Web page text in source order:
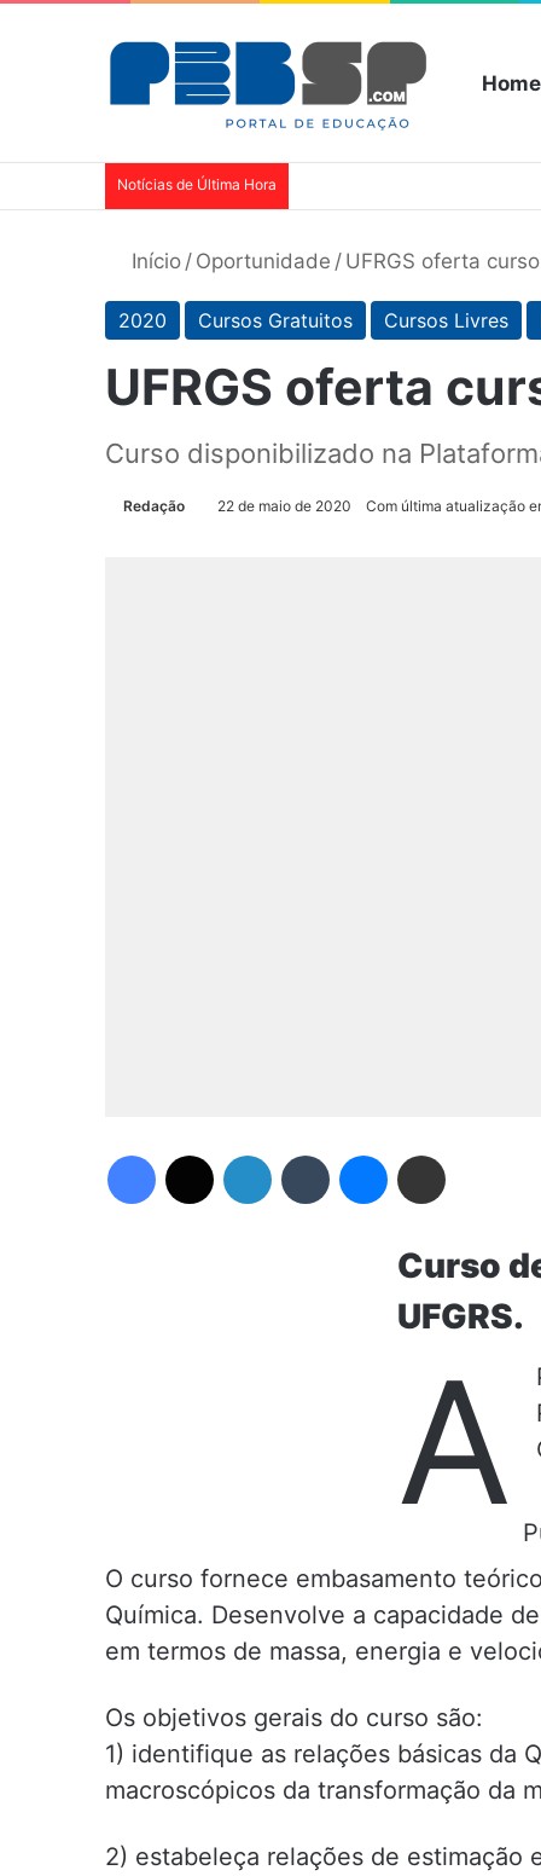
Home
Notícias de Última Hora
Início / Oportunidade / UFRGS oferta
2020 Cursos Gratuitos Cursos Livres
UFRGS oferta
Curso disponibilizado na
Redação 22 de maio de 2020 Com última atualização
Curso
UFGRS.
A
O curso fornece embasamento
Química. Desenvolve a capacidade
em termos de massa, energia e
Os objetivos gerais do curso são:
1) identifique as relações básicas da
macroscópicos da transformação da
2) estabeleça relações de estimação